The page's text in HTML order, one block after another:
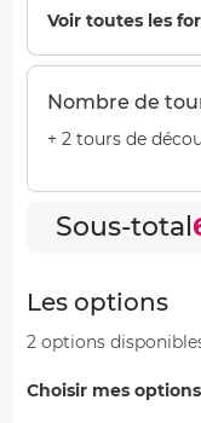
MEILLEURE VENTE !
Pilotage
Pilotage Ford
Voir toutes les
Nombre de
+ 2 tours de
Sous-total
Les options
2 options
Choisir mes options